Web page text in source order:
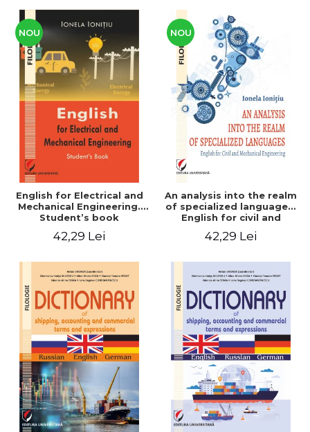
roumain et en français
pour les citoyens
étrangers
NOU
English for Electrical and
Mechanical Engineering.
Student’s book
42,29 Lei
NOU
An analysis into the realm
of specialized languages.
English for civil and
42,29 Lei